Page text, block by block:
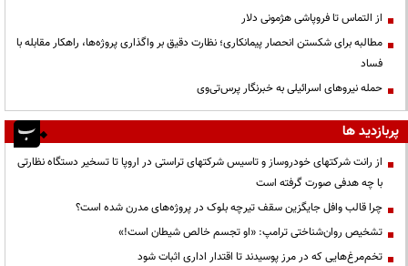
از التماس تا فروپاشی هژمونی دلار
مطالبه برای شکستن انحصار پیمانکاری؛ نظارت دقیق بر واگذاری پروژه‌ها، راهکار مقابله با
فساد
حمله نیروهای اسرائیلی به خبرنگار پرس‌تی‌وی
پربازدید ها
از رانت‌ شرکتهای خودروساز و تاسیس شرکتهای تراستی در اروپا تا تسخیر دستگاه نظارتی
با چه هدفی صورت گرفته است
چرا قالب وافل جایگزین سقف تیرچه بلوک در پروژه‌های مدرن شده است؟
تشخیص روان‌شناختی ترامپ: «او تجسم خالص شیطان است!»
تخم‌مرغ‌هایی که در مرز پوسیدند تا اقتدار اداری اثبات شود